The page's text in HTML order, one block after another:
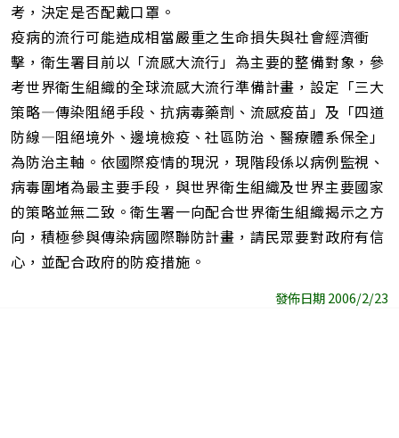
考，決定是否配戴口罩。
疫病的流行可能造成相當嚴重之生命損失與社會經濟衝
擊，衛生署目前以「流感大流行」為主要的整備對象，參
考世界衛生組織的全球流感大流行準備計畫，設定「三大
策略—傳染阻絕手段、抗病毒藥劑、流感疫苗」及「四道
防線—阻絕境外、邊境檢疫、社區防治、醫療體系保全」
為防治主軸。依國際疫情的現況，現階段係以病例監視、
病毒圍堵為最主要手段，與世界衛生組織及世界主要國家
的策略並無二致。衛生署一向配合世界衛生組織揭示之方
向，積極參與傳染病國際聯防計畫，請民眾要對政府有信
心，並配合政府的防疫措施。
發佈日期 2006/2/23